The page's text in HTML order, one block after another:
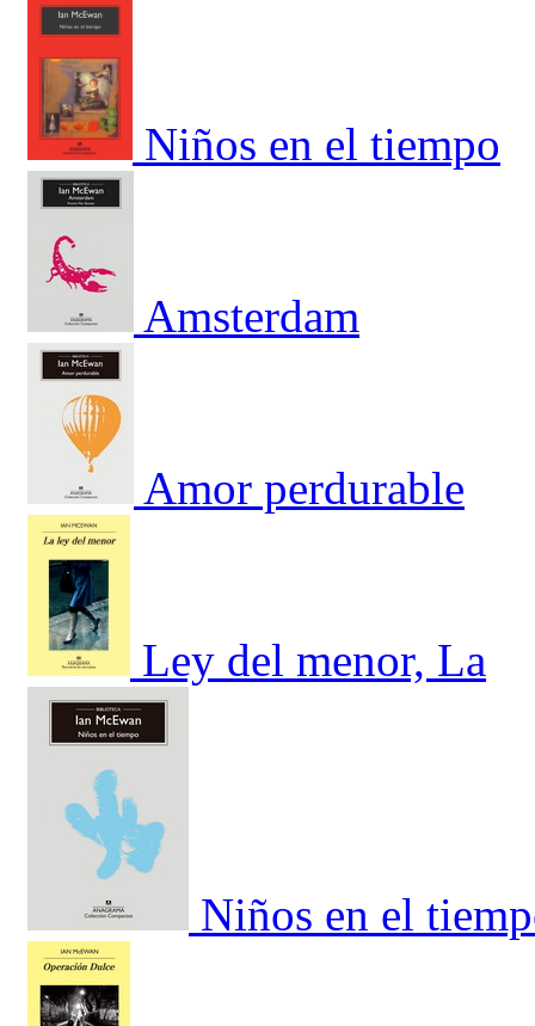
Niños en el tiempo
Amsterdam
Amor perdurable
Ley del menor, La
Niños en el